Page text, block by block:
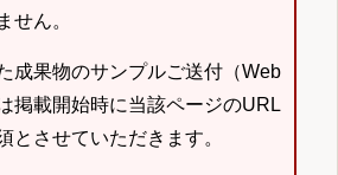
せん。
成果物のサンプルご送付（Web
掲載開始時に当該ページのURL
とさせていただきます。